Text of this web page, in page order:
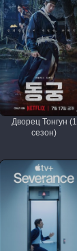
Дворец Тонгун (1
сезон)